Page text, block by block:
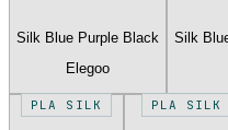
Silk Blue Purple Black
Elegoo
Silk
PLA SILK PLA SILK